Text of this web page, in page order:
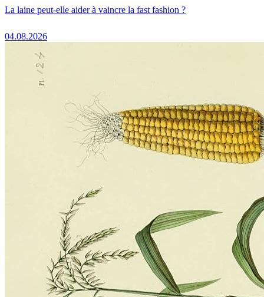
La laine peut-elle aider à vaincre la fast fashion ?
04.08.2026